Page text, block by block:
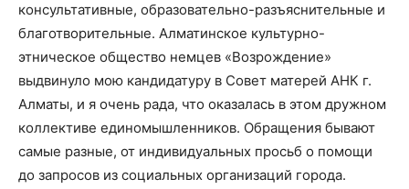
консультативные, образовательно-разъяснительные и
благотворительные. Алматинское культурно-
этническое общество немцев «Возрождение»
выдвинуло мою кандидатуру в Совет матерей АНК г.
Алматы, и я очень рада, что оказалась в этом дружном
коллективе единомышленников. Обращения бывают
самые разные, от индивидуальных просьб о помощи
до запросов из социальных организаций города.